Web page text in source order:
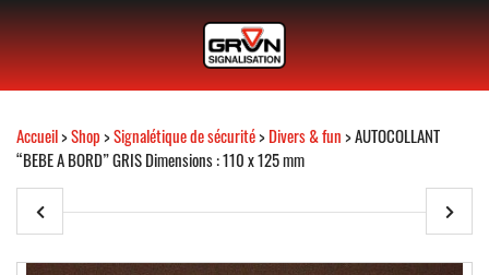
Accueil>Shop>Signalétique de sécurité>Divers & fun> AUTOCOLLANT
“BEBE A BORD” GRIS Dimensions : 110 x 125 mm